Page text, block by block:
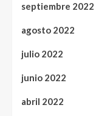
septiembre 2022
agosto 2022
julio 2022
junio 2022
abril 2022